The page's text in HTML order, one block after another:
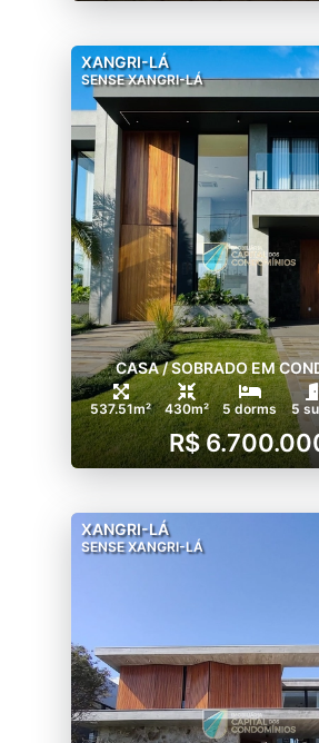
XANGRI-LÁ
SENSE XANGRI-LÁ
CASA / SOBRADO EM
537.51m² 430m² 5 dorms 5
R$
XANGRI-LÁ
SENSE XANGRI-LÁ